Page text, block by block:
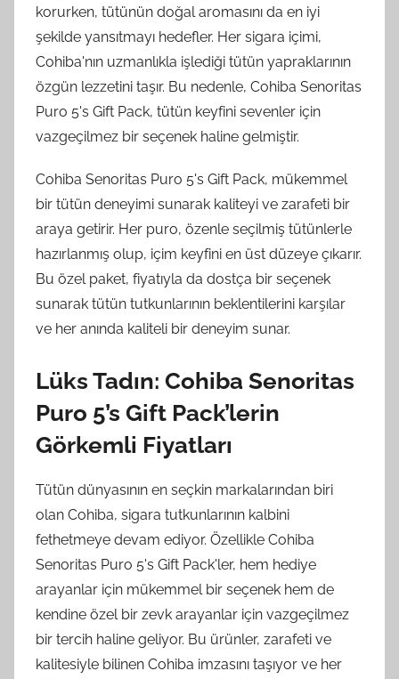
korurken, tütünün doğal aromasını da en iyi
şekilde yansıtmayı hedefler. Her sigara içimi,
Cohiba'nın uzmanlıkla işlediği tütün yapraklarının
özgün lezzetini taşır. Bu nedenle, Cohiba Senoritas
Puro 5's Gift Pack, tütün keyfini sevenler için
vazgeçilmez bir seçenek haline gelmiştir.
Cohiba Senoritas Puro 5's Gift Pack, mükemmel
bir tütün deneyimi sunarak kaliteyi ve zarafeti bir
araya getirir. Her puro, özenle seçilmiş tütünlerle
hazırlanmış olup, içim keyfini en üst düzeye çıkarır.
Bu özel paket, fiyatıyla da dostça bir seçenek
sunarak tütün tutkunlarının beklentilerini karşılar
ve her anında kaliteli bir deneyim sunar.
Lüks Tadın: Cohiba Senoritas
Puro 5’s Gift Pack’lerin
Görkemli Fiyatları
Tütün dünyasının en seçkin markalarından biri
olan Cohiba, sigara tutkunlarının kalbini
fethetmeye devam ediyor. Özellikle Cohiba
Senoritas Puro 5's Gift Pack'ler, hem hediye
arayanlar için mükemmel bir seçenek hem de
kendine özel bir zevk arayanlar için vazgeçilmez
bir tercih haline geliyor. Bu ürünler, zarafeti ve
kalitesiyle bilinen Cohiba imzasını taşıyor ve her